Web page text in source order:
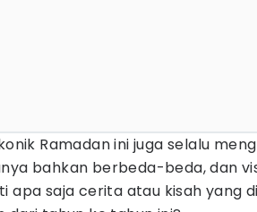
Ramadan ini juga selalu
bahkan berbeda-beda, dan
apa saja cerita atau kisah yang